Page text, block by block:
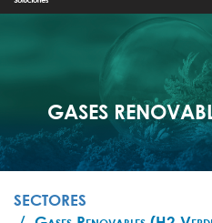
GASES
SECTORES